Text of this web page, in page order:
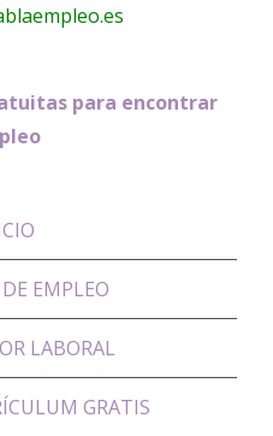
para encontrar
EMPLEO
LABORAL
GRATIS